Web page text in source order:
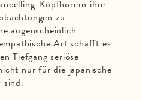
Kopfhörern ihre
zu
augenscheinlich
Art schafft es
Tiefgang seriöse
nur für die japanische
sind.